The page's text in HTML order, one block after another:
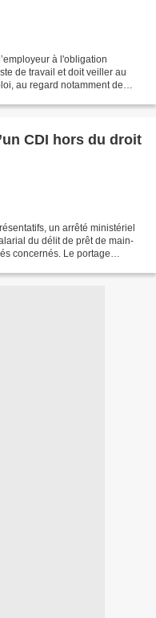
à l'obligation
de travail et doit veiller au
au regard notamment de
CDI hors du droit
un arrêté ministériel
du délit de prêt de main-
concernés. Le portage